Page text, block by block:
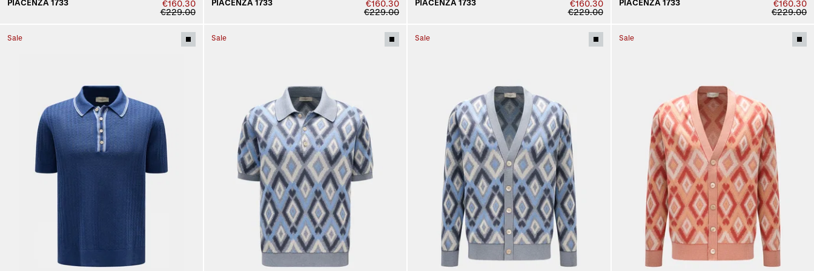
PIACENZA 1733
€160.30
€229.00
PIACENZA 1733
€160.30
€229.00
PIACENZA 1733
€160.30
€229.00
PIACENZA 1733
€160.30
€229.00
Sale Sale Sale Sale